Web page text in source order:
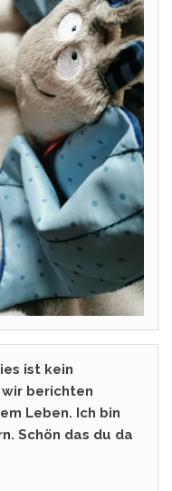
ist kein
berichten
Leben. Ich bin
Schön das du da